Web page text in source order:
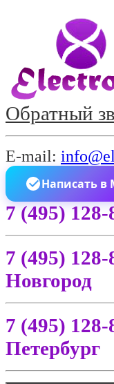
Обратный
E-mail:
Написать в
7 (495)
7 (495) 128-
Новгород
7 (495) 128-
Петербург